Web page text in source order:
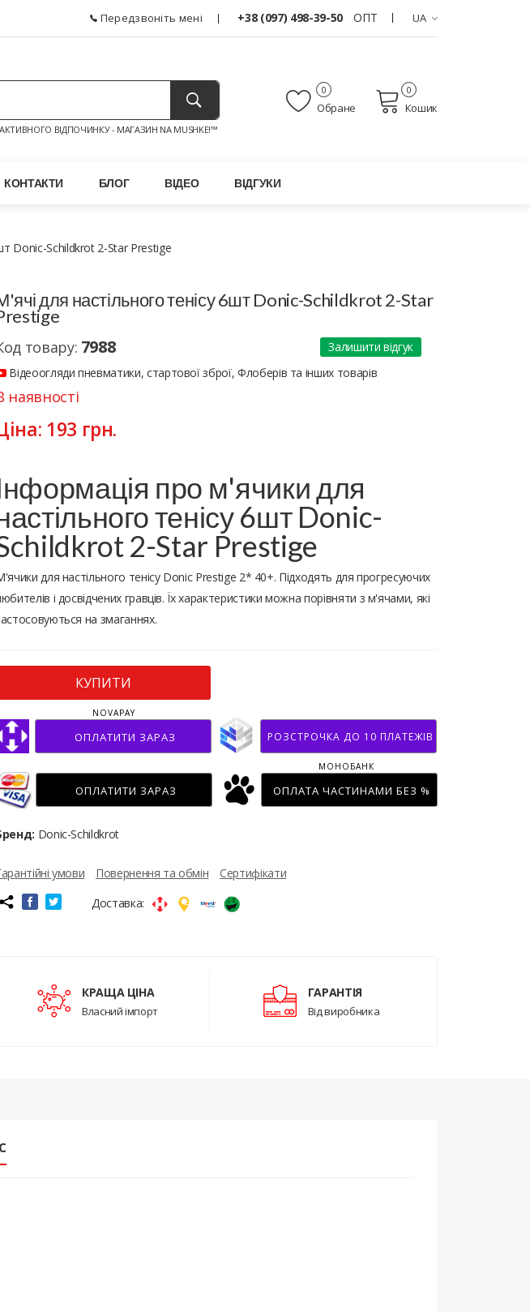
Передзвоніть мені +38 (097) 498-39-50 ОПТ UA
ВІДПОЧИНКУ - МАГАЗИН NA MUSHKE!™
Обране
0
Кошик
0
КОНТАКТИ БЛОГ ВІДЕО ВІДГУКИ
Donic-Schildkrot 2-Star Prestige
для настільного тенісу 6шт Donic-Schildkrot 2-Star
товару: 7988
Залишити відгук
Відеоогляди пневматики, стартової зброї, Флоберів та інших товарів
наявності
193 грн.
про м'ячики для
тенісу 6шт Donic-
2-Star Prestige
для настільного тенісу Donic Prestige 2* 40+. Підходять для прогресуючих
і досвідчених гравців. Їх характеристики можна порівняти з м'ячами, які
на змаганнях.
КУПИТИ
ОПЛАТИТИ ЗАРАЗ
NOVAPAY
РОЗСТРОЧКА ДО 10 ПЛАТЕЖІВ
ОПЛАТИТИ ЗАРАЗ ОПЛАТА ЧАСТИНАМИ БЕЗ %
МОНОБАНК
Donic-Schildkrot
умови Повернення та обмін
Сертифікати
Доставка:
КРАЩА ЦІНА
Власний імпорт
ГАРАНТІЯ
Від виробника